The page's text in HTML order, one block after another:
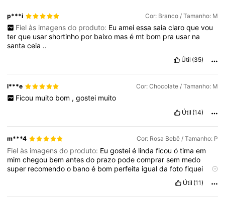
p***i Cor: Branco / Tamanho: M
Fiel às imagens do produto: Eu amei essa saia claro que vou
terque usarshortinho por baixo masé mt bom pra usar na
santaceia ..
Útil (35)
l***e Cor: Chocolate / Tamanho: M
Ficou muito bom , gostei muito
Útil (14)
m***4 Cor: Rosa Bebê / Tamanho: P
Fiel às imagens do produto: Eugosteié lindaficouótimaem
mimchegou bemantesdo prazo podecomprarsem medo
super recomendoo banoé bom perfeita igualdafotofiquei
Útil (11)